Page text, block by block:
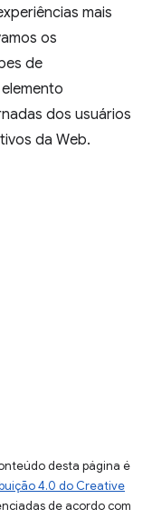
mais
os
de
dos usuários
da Web.
desta página é
4.0 do Creative
de acordo com